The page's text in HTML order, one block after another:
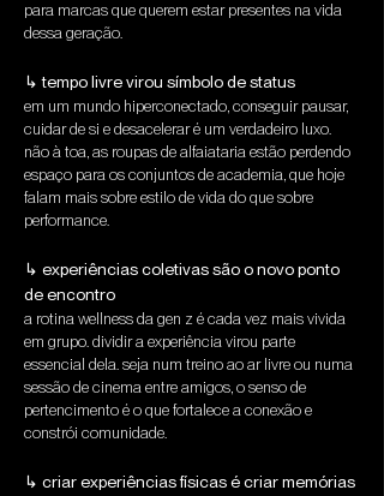
para marcas que querem estar presentes na vida
dessa geração.
↳ tempo livre virou símbolo de status
em um mundo hiperconectado, conseguir pausar,
cuidar de si e desacelerar é um verdadeiro luxo.
não à toa, as roupas de alfaiataria estão perdendo
espaço para os conjuntos de academia, que hoje
falam mais sobre estilo de vida do que sobre
performance.
↳ experiências coletivas são o novo ponto
de encontro
a rotina wellness da gen z é cada vez mais vivida
em grupo. dividir a experiência virou parte
essencial dela. seja num treino ao ar livre ou numa
sessão de cinema entre amigos, o senso de
pertencimento é o que fortalece a conexão e
constrói comunidade.
↳ criar experiências físicas é criar memórias